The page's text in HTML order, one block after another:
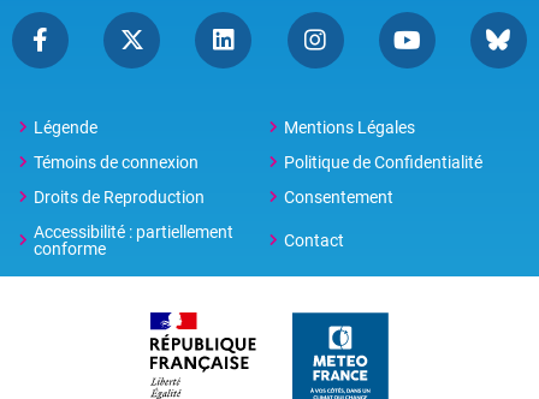
Légende
Mentions Légales
Témoins de connexion
Politique de Confidentialité
Droits de Reproduction
Consentement
Accessibilité : partiellement
conforme
Contact